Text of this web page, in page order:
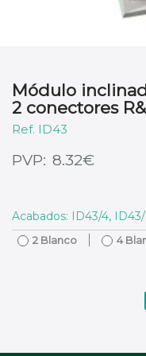
Módulo
2 conectores
8.32€
ID43
Acabados: ID43/4,
2 Blanco 4